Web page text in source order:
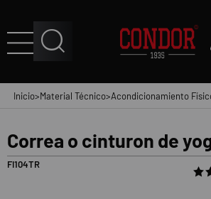
Inicio>Material Técnico>Acondicionamiento
Correa o cinturon de
FI104TR